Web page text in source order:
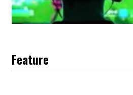
Feature